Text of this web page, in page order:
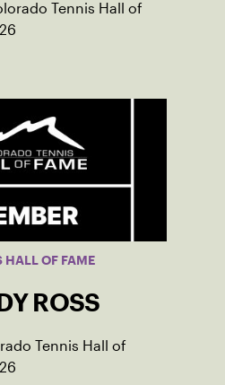
Tennis Hall of
HALL OF FAME
ROSS
Tennis Hall of